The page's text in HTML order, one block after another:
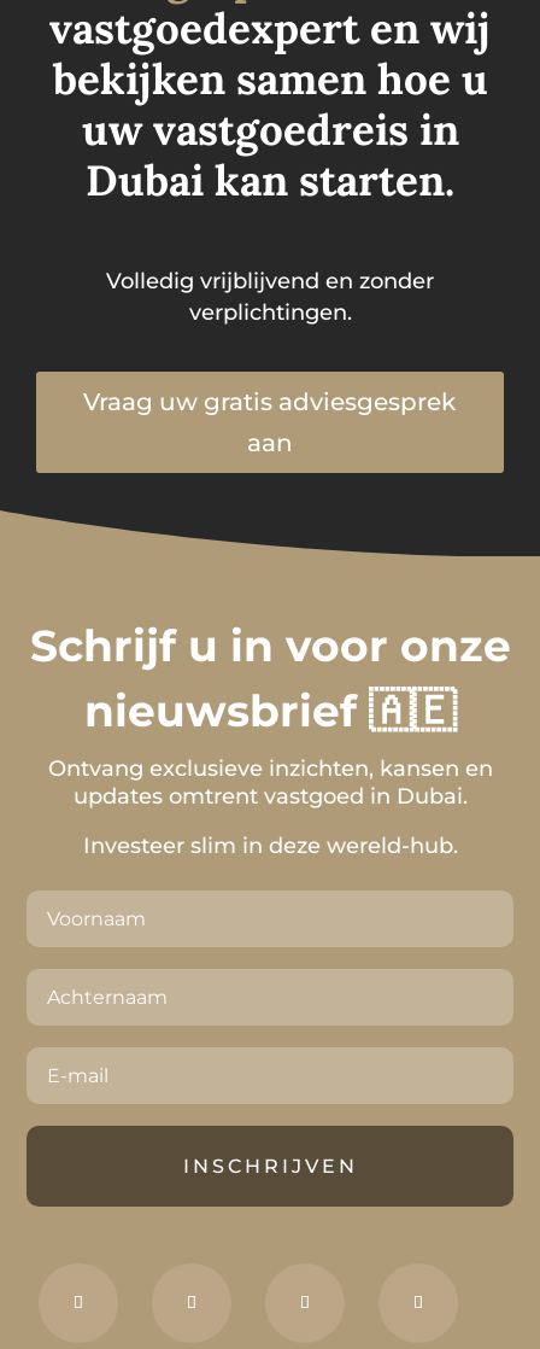
vastgoedexpert en wij
bekijken samen hoe u
uw vastgoedreis in
Dubai kan starten.
Volledig vrijblijvend en zonder
verplichtingen.
Vraag uw gratis adviesgesprek
aan
Schrijf u in voor onze
nieuwsbrief 🇦🇪
Ontvang exclusieve inzichten, kansen en
updates omtrent vastgoed in Dubai.
Investeer slim in deze wereld-hub.
INSCHRIJVEN